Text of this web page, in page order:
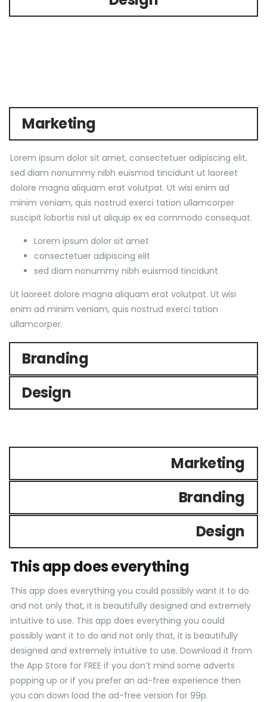
Marketing
Lorem ipsum dolor sit amet, consectetuer adipiscing elit,
sed diam nonummy nibh euismod tincidunt ut laoreet
dolore magna aliquam erat volutpat. Ut wisi enim ad
minim veniam, quis nostrud exerci tation ullamcorper
suscipit lobortis nisl ut aliquip ex ea commodo consequat.
Lorem ipsum dolor sit amet
consectetuer adipiscing elit
sed diam nonummy nibh euismod tincidunt
Ut laoreet dolore magna aliquam erat volutpat. Ut wisi
enim ad minim veniam, quis nostrud exerci tation
ullamcorper.
Branding
Design
Marketing
Branding
Design
This app does everything
This app does everything you could possibly want it to do
and not only that, it is beautifully designed and extremely
intuitive to use. This app does everything you could
possibly want it to do and not only that, it is beautifully
designed and extremely intuitive to use. Download it from
the App Store for FREE if you don’t mind some adverts
popping up or if you prefer an ad-free experience then
you can down load the ad-free version for 99p.